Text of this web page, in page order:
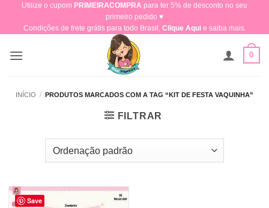
content
Utilize o cupom PRIMEIRACOMPRA para ter 5% de desconto no seu
primeiro pedido ♥​
Condições de frete grátis para todo Brasil, Clique Aquie saiba mais.
0
INÍCIO / PRODUTOS MARCADOS COM A TAG “KIT DE FESTA VAQUINHA”
FILTRAR
Save